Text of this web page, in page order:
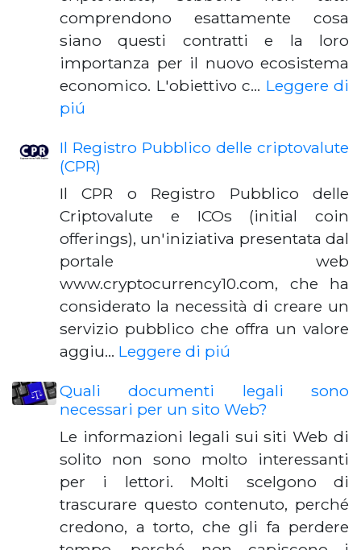
comprendono esattamente cosa
siano questi contratti e la loro
importanza per il nuovo ecosistema
economico. L'obiettivo c… Leggere di
piú
Il Registro Pubblico delle criptovalute
(CPR)
Il CPR o Registro Pubblico delle
Criptovalute e ICOs (initial coin
offerings), un'iniziativa presentata dal
portale web
www.cryptocurrency10.com, che ha
considerato la necessità di creare un
servizio pubblico che offra un valore
aggiu… Leggere di piú
Quali documenti legali sono
necessari per un sito Web?
Le informazioni legali sui siti Web di
solito non sono molto interessanti
per i lettori. Molti scelgono di
trascurare questo contenuto, perché
credono, a torto, che gli fa perdere